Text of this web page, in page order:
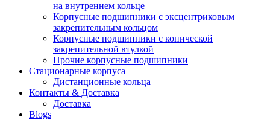
на внутреннем кольце
Корпусные подшипники с эксцентриковым
закрепительным кольцом
Корпусные подшипники с конической
закрепительной втулкой
Прочие корпусные подшипники
Стационарные корпуса
Дистанционные кольца
Контакты & Доставка
Доставка
Blogs